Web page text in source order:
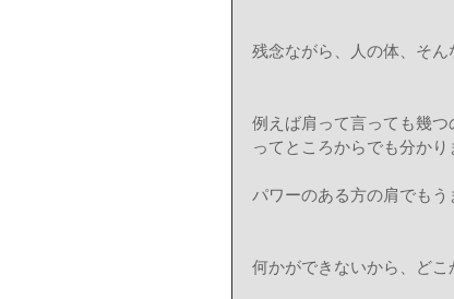
残念ながら、人の体、そん
例えば肩って言っても幾つ
ってところからでも分かり
パワーのある方の肩でもう
何かができないから、どこ